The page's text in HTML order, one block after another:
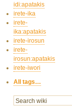
idi:apatakis
irete-ika
irete-
ika:apatakis
irete-irosun
irete-
irosun:apatakis
irete-iwori
All tags…